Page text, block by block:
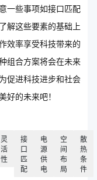
一些事项如接口匹配
解这些要素的基础上
效率享受科技带来的
组合方案将会在未来
促进科技进步和社会
好的未来吧！
灵
活
性
接
口
匹
配
电
源
供
电
空
间
布
局
散
热
条
件